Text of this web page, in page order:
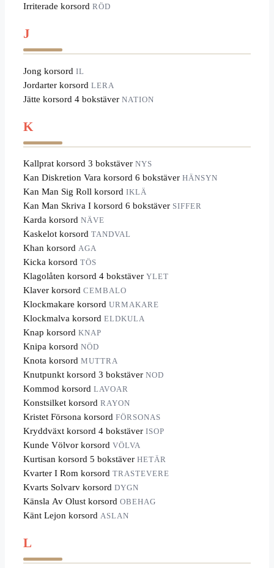
Irriterade korsord RÖD
J
Jong korsord IL
Jordarter korsord LERA
Jätte korsord 4 bokstäver NATION
K
Kallprat korsord 3 bokstäver NYS
Kan Diskretion Vara korsord 6 bokstäver HÄNSYN
Kan Man Sig Roll korsord IKLÄ
Kan Man Skriva I korsord 6 bokstäver SIFFER
Karda korsord NÄVE
Kaskelot korsord TANDVAL
Khan korsord AGA
Kicka korsord TÖS
Klagolåten korsord 4 bokstäver YLET
Klaver korsord CEMBALO
Klockmakare korsord URMAKARE
Klockmalva korsord ELDKULA
Knap korsord KNAP
Knipa korsord NÖD
Knota korsord MUTTRA
Knutpunkt korsord 3 bokstäver NOD
Kommod korsord LAVOAR
Konstsilket korsord RAYON
Kristet Försona korsord FÖRSONAS
Kryddväxt korsord 4 bokstäver ISOP
Kunde Völvor korsord VÖLVA
Kurtisan korsord 5 bokstäver HETÄR
Kvarter I Rom korsord TRASTEVERE
Kvarts Solvarv korsord DYGN
Känsla Av Olust korsord OBEHAG
Känt Lejon korsord ASLAN
L